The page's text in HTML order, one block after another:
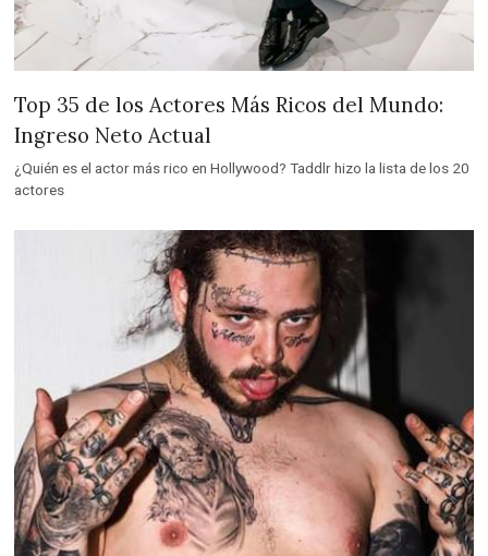
Top 35 de los Actores Más Ricos del Mundo:
Ingreso Neto Actual
¿Quién es el actor más rico en Hollywood? Taddlr hizo la lista de los 20
actores